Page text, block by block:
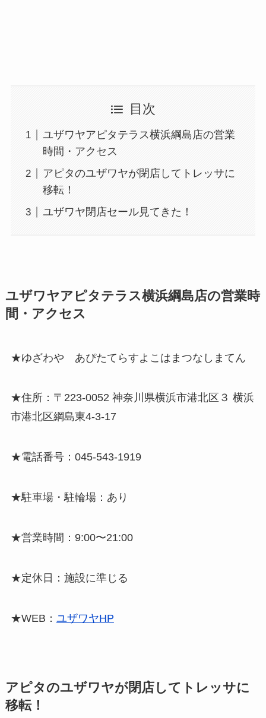
目次
ユザワヤアピタテラス横浜綱島店の営業
時間・アクセス
アピタのユザワヤが閉店してトレッサに
移転！
ユザワヤ閉店セール見てきた！
ユザワヤアピタテラス横浜綱島店の営業時
間・アクセス
★ゆざわや あぴたてらすよこはまつなしまてん
★住所：〒223-0052 神奈川県横浜市港北区３ 横浜
市港北区綱島東4-3-17
★電話番号：045-543-1919
★駐車場・駐輪場：あり
★営業時間：9:00〜21:00
★定休日：施設に準じる
★WEB： ユザワヤHP
アピタのユザワヤが閉店してトレッサに
移転！